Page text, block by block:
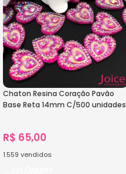
Chaton Resina Coração Pavão
Base Reta 14mm C/500 unidades
R$ 65,00
1.559 vendidos